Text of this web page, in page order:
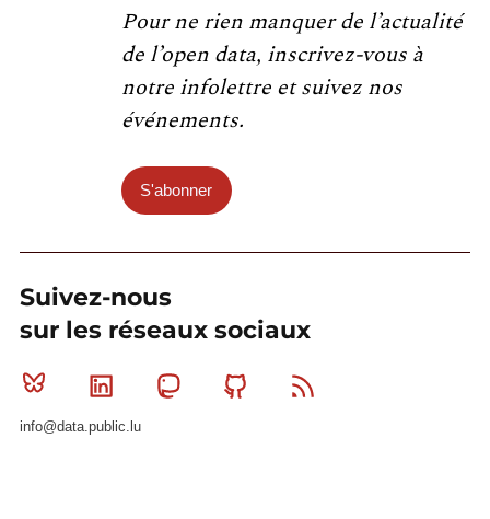
Pour ne rien manquer de l’actualité
de l’open data, inscrivez-vous à
notre infolettre et suivez nos
événements.
S'abonner
Suivez-nous
sur les réseaux sociaux
Bluesky Linkedin MastodonGithub
info@data.public.lu